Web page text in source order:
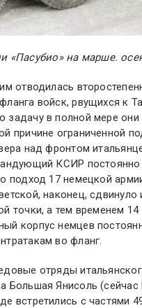
«Пасубио» на марше.
отводилась
войск, рвущихся к
задачу в полной мере они
причине ограниченной
над фронтом
КСИР постоянно
подход 17 немецкой
наконец, сдвинуло
точки, а тем временем 14
корпус немцев
во фланг.
отряды
Большая Янисоль (сейчас
встретились с частями